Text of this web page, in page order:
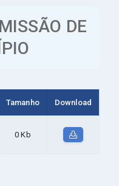
DE
Tamanho Download
0 Kb